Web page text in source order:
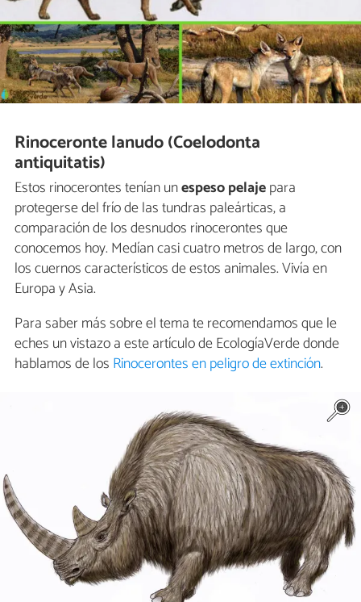
Rinoceronte lanudo (Coelodonta
antiquitatis)
Estos rinocerontes tenían unespeso pelajepara
protegerse del frío de las tundras paleárticas, a
comparación de los desnudos rinocerontes que
conocemos hoy. Medían casi cuatro metros de largo, con
los cuernos característicos de estos animales. Vivía en
Europa y Asia.
Para saber más sobre el tema te recomendamos que le
eches un vistazo a este artículo de EcologíaVerde donde
hablamos de los Rinocerontes en peligro de extinción.